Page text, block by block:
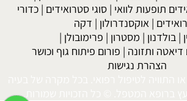
תופעות לוואי | סוגי סטרואידים | כדורי
| אוקסנדרולון | דקה
|בולדנון | מסטרון | פרימובולן |
דיאטה ותזונה | פורום פיתוח גוף וכושר
הצהרת נגישות
התוויה לטיפול רפואי. בכל מקרה של בעיה
ברופא המטפל. © כל הזכויות שמורות.